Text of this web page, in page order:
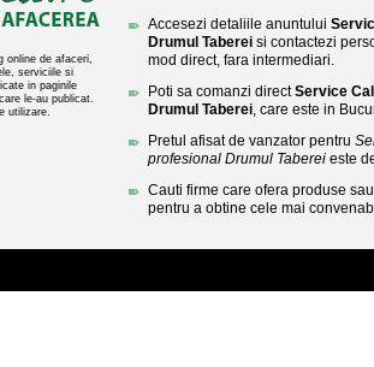
online de afaceri,
serviciile si
in paginile
le-au publicat.
utilizare.
Accesezi detaliile anuntului
Drumul Taberei si contactezi
mod direct, fara intermediari.
Poti sa comanzi directService
Drumul Taberei, care este in
Pretul afisat de vanzator pentru
profesional Drumul Taberei este
Cauti firme care ofera produse
pentru a obtine cele mai